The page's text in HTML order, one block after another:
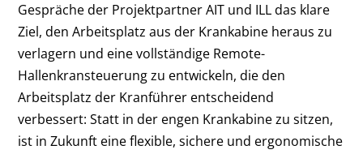
Gespräche der Projektpartner AIT und ILL das klare
Ziel, den Arbeitsplatz aus der Krankabine heraus zu
verlagern und eine vollständige Remote-
Hallenkransteuerung zu entwickeln, die den
Arbeitsplatz der Kranführer entscheidend
verbessert: Statt in der engen Krankabine zu sitzen,
ist in Zukunft eine flexible, sichere und ergonomische